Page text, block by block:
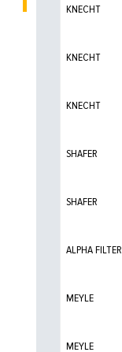
KNECHT
KNECHT
KNECHT
SHAFER
SHAFER
ALPHA FILTER
MEYLE
MEYLE